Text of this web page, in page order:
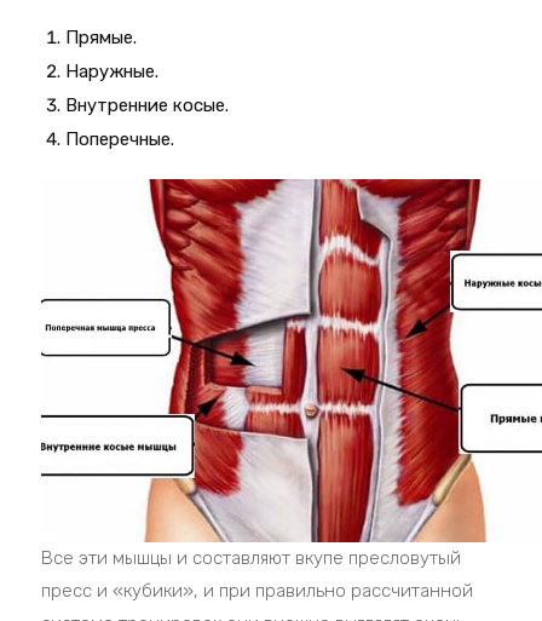
Прямые.
Наружные.
Внутренние косые.
Поперечные.
Все эти мышцы и составляют вкупе пресловутый
пресс и «кубики», и при правильно рассчитанной